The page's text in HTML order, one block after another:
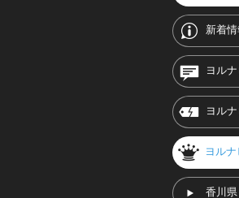
新着情
ヨル
ヨル
ヨル
香川県